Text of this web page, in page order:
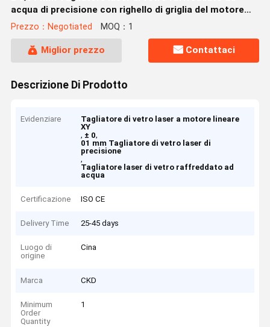
acqua di precisione con righello di griglia del motore
lineare XY
Prezzo：Negotiated MOQ：1
Miglior prezzo Contattaci
Descrizione Di Prodotto
Evidenziare
Tagliatore di vetro laser a motore lineare
XY
, ± 0,
01 mm Tagliatore di vetro laser di
precisione
,
Tagliatore laser di vetro raffreddato ad
acqua
Certificazione ISO CE
Delivery Time 25-45 days
Luogo di
origine
Cina
Marca CKD
Minimum
Order
Quantity
1